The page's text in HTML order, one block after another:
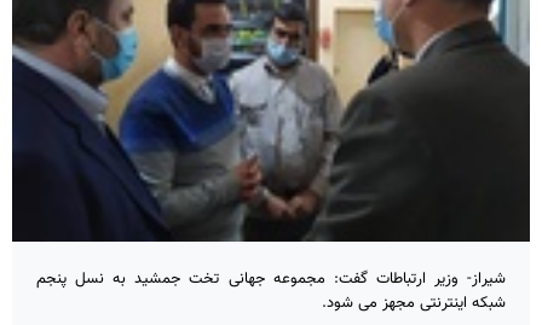
شیراز- وزیر ارتباطات گفت: مجموعه جهانی تخت جمشید به نسل پنجم
شبکه اینترنتی مجهز می شود.